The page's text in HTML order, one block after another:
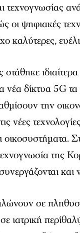
τεχνογνωσίας
οι ψηφιακές
καλύτερες,
νέα δίκτυα 5G
την
νέες
της
σε
ιατρική